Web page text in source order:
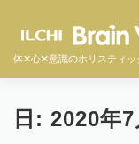
ン
体✕心✕意識のホリスティッ
イルチブレイン
日: 2020年7